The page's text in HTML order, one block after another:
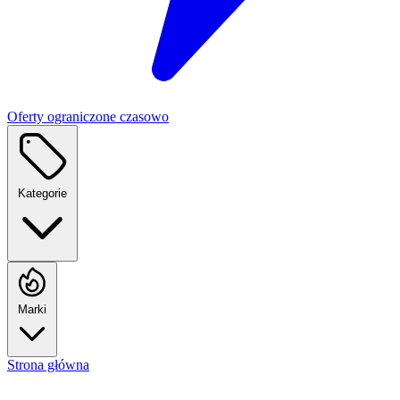
Oferty ograniczone czasowo
Kategorie
Marki
Strona główna